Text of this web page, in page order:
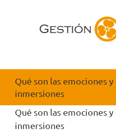
Qué son las emociones
inmersiones
Qué son las emociones
inmersiones